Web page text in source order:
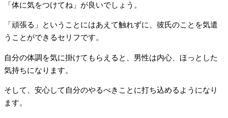
「体に気をつけてね」が良いでしょう。
「頑張る」ということにはあえて触れずに、彼氏のことを気遣
うことができるセリフです。
自分の体調を気に掛けてもらえると、男性は内心、ほっとした
気持ちになります。
そして、安心して自分のやるべきことに打ち込めるようになり
ます。